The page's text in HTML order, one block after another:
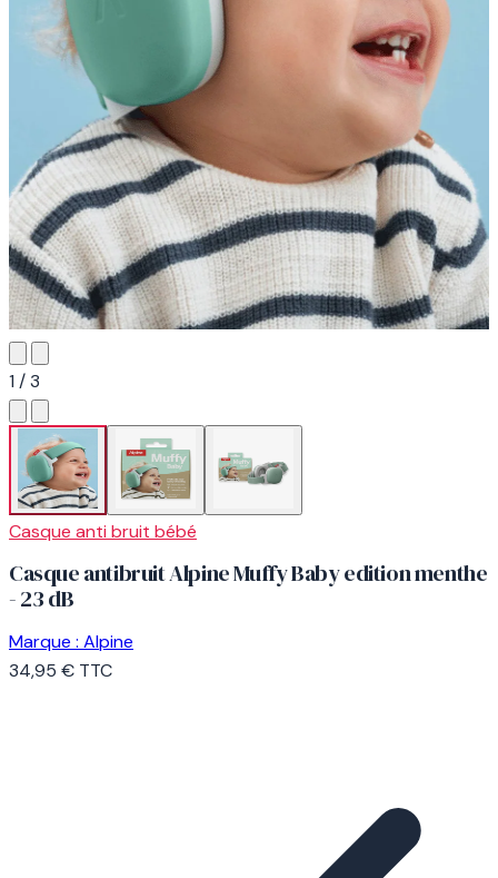
1 / 3
Casque anti bruit bébé
Casque antibruit Alpine Muffy Baby edition menthe
- 23 dB
Marque : Alpine
34,95 € TTC